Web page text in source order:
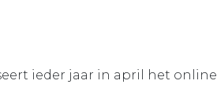
ieder jaar in april het online